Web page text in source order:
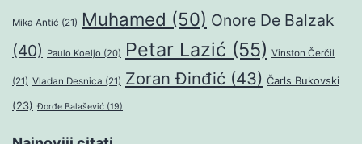
Mika Antić (21) Muhamed (50) Onore De Balzak
(40) Paulo Koeljo (20) Petar Lazić (55) Vinston Čerčil
(21) Vladan Desnica (21) Zoran Đinđić (43) Čarls Bukovski
(23) Đorđe Balašević (19)